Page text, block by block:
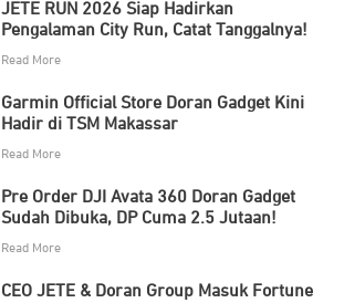
JETE RUN 2026 Siap Hadirkan
Pengalaman City Run, Catat Tanggalnya!
Read More
Garmin Official Store Doran Gadget Kini
Hadir di TSM Makassar
Read More
Pre Order DJI Avata 360 Doran Gadget
Sudah Dibuka, DP Cuma 2.5 Jutaan!
Read More
CEO JETE & Doran Group Masuk Fortune